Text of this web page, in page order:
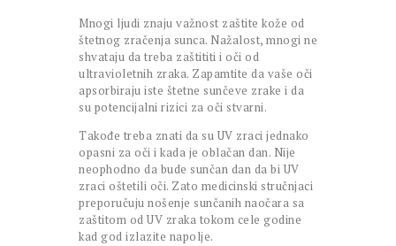
Mnogi ljudi znaju važnost zaštite kože od
štetnog zračenja sunca. Nažalost, mnogi ne
shvataju da treba zaštititi i oči od
ultravioletnih zraka. Zapamtite da vaše oči
apsorbiraju iste štetne sunčeve zrake i da
su potencijalni rizici za oči stvarni.
Takođe treba znati da su UV zraci jednako
opasni za oči i kada je oblačan dan. Nije
neophodno da bude sunčan dan da bi UV
zraci oštetili oči. Zato medicinski stručnjaci
preporučuju nošenje sunčanih naočara sa
zaštitom od UV zraka tokom cele godine
kad god izlazite napolje.